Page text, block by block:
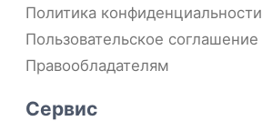
Политика конфиденциальности
Пользовательское соглашение
Правообладателям
Сервис